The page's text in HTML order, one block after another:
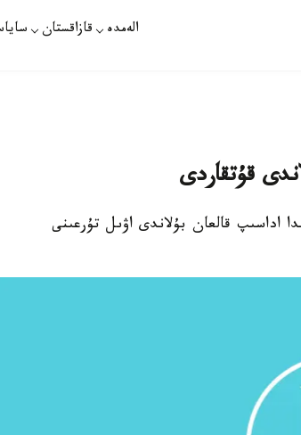
الەمدە قازاقستان
قۇتقاردى
اداسىپ قالعان بۇلاندى اۋىل تۇرعىنى